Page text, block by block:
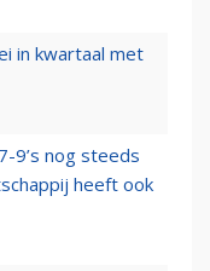
in kwartaal met
9’s nog steeds
heeft ook